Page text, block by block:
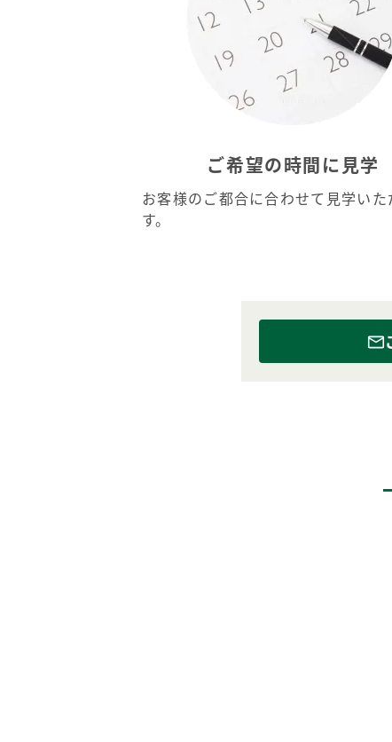
ご希望の時間に見学
お客様のご都合に合わせて見学いた
す。